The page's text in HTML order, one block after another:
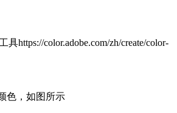
https://color.adobe.com/zh/create/color-
色，如图所示